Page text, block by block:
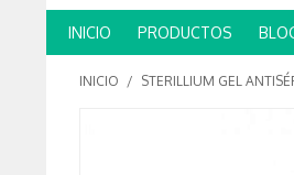
INICIO PRODUCTOS
INICIO / STERILLIUM GEL